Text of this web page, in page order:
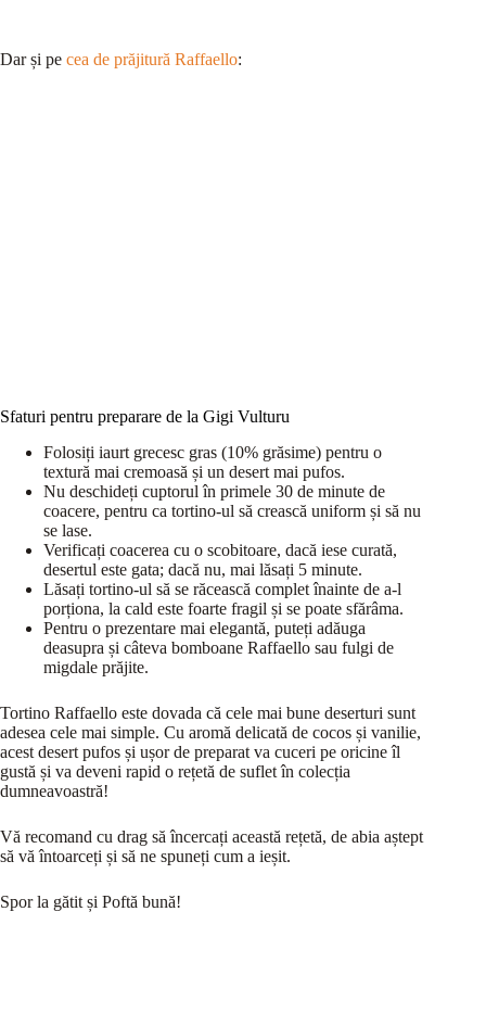
Dar și pe cea de prăjitură Raffaello:
Sfaturi pentru preparare de la Gigi Vulturu
Folosiți iaurt grecesc gras (10% grăsime) pentru o
textură mai cremoasă și un desert mai pufos.
Nu deschideți cuptorul în primele 30 de minute de
coacere, pentru ca tortino-ul să crească uniform și să nu
se lase.
Verificați coacerea cu o scobitoare, dacă iese curată,
desertul este gata; dacă nu, mai lăsați 5 minute.
Lăsați tortino-ul să se răcească complet înainte de a-l
porționa, la cald este foarte fragil și se poate sfărâma.
Pentru o prezentare mai elegantă, puteți adăuga
deasupra și câteva bomboane Raffaello sau fulgi de
migdale prăjite.
Tortino Raffaello este dovada că cele mai bune deserturi sunt
adesea cele mai simple. Cu aromă delicată de cocos și vanilie,
acest desert pufos și ușor de preparat va cuceri pe oricine îl
gustă și va deveni rapid o rețetă de suflet în colecția
dumneavoastră!
Vă recomand cu drag să încercați această rețetă, de abia aștept
să vă întoarceți și să ne spuneți cum a ieșit.
Spor la gătit și Poftă bună!